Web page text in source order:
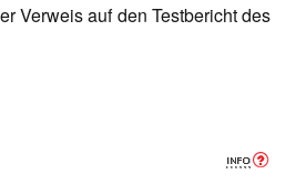
Verweis auf den Testbericht des